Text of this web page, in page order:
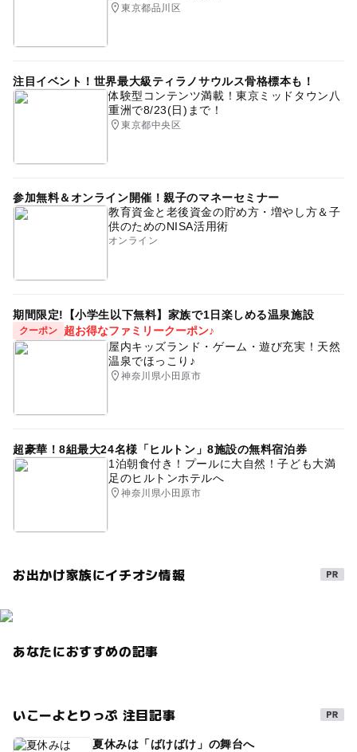
東京都品川区
注目イベント！世界最大級ティラノサウルス骨格標本も！
体験型コンテンツ満載！東京ミッドタウン八
重洲で8/23(日)まで！
東京都中央区
参加無料＆オンライン開催！親子のマネーセミナー
教育資金と老後資金の貯め方・増やし方＆子
供のためのNISA活用術
オンライン
期間限定!【小学生以下無料】家族で1日楽しめる温泉施設
クーポン
超お得なファミリークーポン♪
屋内キッズランド・ゲーム・遊び充実！天然
温泉でほっこり♪
神奈川県小田原市
超豪華！8組最大24名様「ヒルトン」8施設の無料宿泊券
1泊朝食付き！プールに大自然！子ども大満
足のヒルトンホテルへ
神奈川県小田原市
お出かけ家族にイチオシ情報
あなたにおすすめの記事
いこーよとりっぷ 注目記事
夏休みは「ばけばけ」の舞台へ